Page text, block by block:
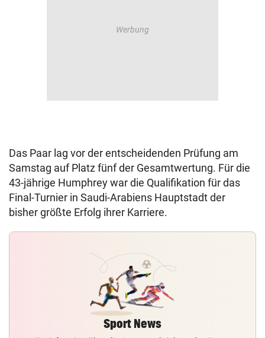
Das Paar lag vor der entscheidenden Prüfung am
Samstag auf Platz fünf der Gesamtwertung. Für die
43-jährige Humphrey war die Qualifikation für das
Final-Turnier in Saudi-Arabiens Hauptstadt der
bisher größte Erfolg ihrer Karriere.
Sport News